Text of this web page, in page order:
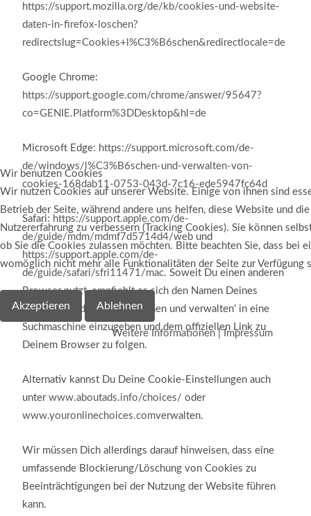
https://support.mozilla.org/de/kb/cookies-und-website-
daten-in-firefox-loschen?
redirectslug=Cookies+l%C3%B6schen&redirectlocale=de
Google Chrome:
https://support.google.com/chrome/answer/95647?
co=GENIE.Platform%3DDesktop&hl=de
Microsoft Edge: https://support.microsoft.com/de-
de/windows/l%C3%B6schen-und-verwalten-von-
cookies-168dab11-0753-043d-7c16-ede5947fc64d
Safari: https://support.apple.com/de-
de/guide/mdm/mdmf7d5714d4/web und
https://support.apple.com/de-
de/guide/safari/sfri11471/mac. Soweit Du einen anderen
Browser nutzt, empfiehlt es sich den Namen Deines
Browsers und ‚Cookies löschen und verwalten‘ in eine
Suchmaschine einzugeben und dem offiziellen Link zu
Deinem Browser zu folgen.
Alternativ kannst Du Deine Cookie-Einstellungen auch
unter www.aboutads.info/choices/ oder
www.youronlinechoices.comverwalten.
Wir müssen Dich allerdings darauf hinweisen, dass eine
umfassende Blockierung/Löschung von Cookies zu
Beeinträchtigungen bei der Nutzung der Website führen
kann.
Wir benutzen Cookies
Wir nutzen Cookies auf unserer Website. Einige von ihnen sind
Betrieb der Seite, während andere uns helfen, diese Website und die
Nutzererfahrung zu verbessern (Tracking Cookies). Sie können
ob Sie die Cookies zulassen möchten. Bitte beachten Sie, dass bei
womöglich nicht mehr alle Funktionalitäten der Seite zur Verfügung
Akzeptieren Ablehnen
Weitere Informationen|Impressum